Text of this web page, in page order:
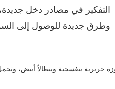
التفكير في مصادر دخل
وطرق جديدة للوصول إلى